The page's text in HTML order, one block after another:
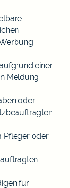
einer
Meldung
oder
Pfleger oder
für